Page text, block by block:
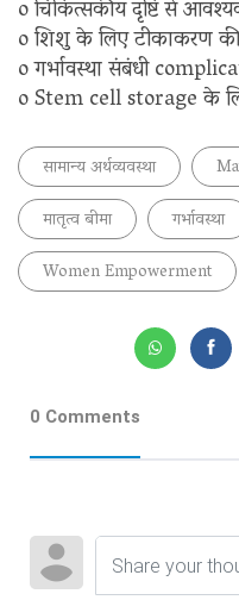
o चिकित्सकीय दृष्टि से
o शिशु के लिए टीकाकरण
o गर्भावस्था संबंधी
o Stem cell storage के
सामान्य अर्थव्यवस्था
मातृत्व बीमा
गर्भावस्था
Women Empowerment
0 Comments